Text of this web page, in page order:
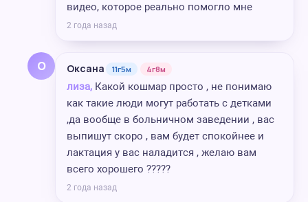
видео, которое реально помогло мне
2 года назад
О Оксана 11г5м 4г8м
лиза, Какой кошмар просто , не понимаю
как такие люди могут работать с детками
,да вообще в больничном заведении , вас
выпишут скоро , вам будет спокойнее и
лактация у вас наладится , желаю вам
всего хорошего ?????
2 года назад